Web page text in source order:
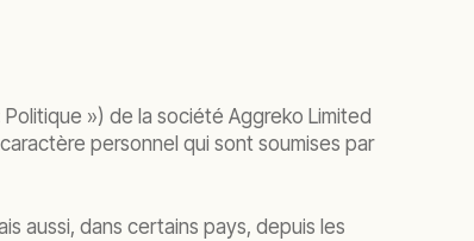
») de la société Aggreko Limited
personnel qui sont soumises par
aussi, dans certains pays, depuis les